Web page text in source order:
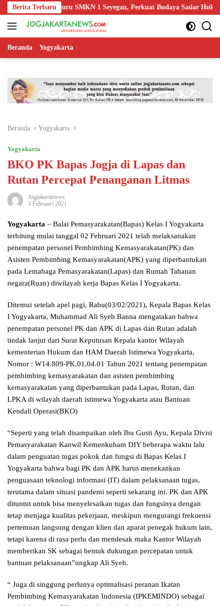
Langsung
ke
konten
Berita Terbaru
Guru SMKN 1 Seyegan, Perkuat Budaya Sadar Hukum di
Beranda Yogyakarta
Beranda Yogyakarta
Yogyakarta
BKO PK Bapas Jogja di Lapas dan
Rutan Percepat Penanganan Litmas
Jogjakartanews
3 Februari 2021
Yogyakarta – Balai Pemasyarakatan(Bapas) Kelas I Yogyakarta
terhitung mulai tanggal 02 Februari 2021 telah melaksanakan
penempatan personel Pembimbing Kemasyarakatan(PK) dan
Asisten Pembimbing Kemasyarakatan(APK) yang diperbantukan
pada Lemabaga Pemasyarakatan(Lapas) dan Rumah Tahanan
negara(Ruan) diwilayah kerja Bapas Kelas I Yogyakarta.
Ditemui setelah apel pagi, Rabu(03/02/2021), Kepala Bapas Kelas
I Yogyakarta, Muhammad Ali Syeh Banna mengatakan bahwa
penempatan personel PK dan APK di Lapas dan Rutan adalah
tindak lanjut dari Surat Keputusan Kepala kantor Wilayah
kementerian Hukum dan HAM Daerah Istimewa Yogyakarta,
Nomor : W14.809-PK.01,04.01 Tahun 2021 tentang penempatan
pembimbing kemasyarakatan dan asisten pembimbing
kemasyarakatan yang diperbantukan pada Lapas, Rutan, dan
LPKA di wilayah daerah istimewa Yogyakarta atau Bantuan
Kendali Operasi(BKO)
“Seperti yang telah disampaikan oleh Ibu Gusti Ayu, Kepala Divisi
Pemasyarakatan Kanwil Kemenkuham DIY beberapa waktu lalu
dalam penguatan tugas pokok dan fungsi di Bapas Kelas I
Yogyakarta bahwa bagi PK dan APK harus menekankan
penguasaan teknologi informasi (IT) dalam pelaksanaan tugas,
terutama dalam situasi pandemi seperti sekarang ini. PK dan APK
dituntut untuk bisa menyelesaikan tugas dan fungsinya dengan
tetap menjaga kualitas pekerjaan, meskipun mengurangi frekuensi
pertemuan langsung dengan klien dan aparat penegak hukum lain,
tetapi karena di rasa perlu dan mendesak maka Kantor Wilayah
memberikan SK sebagai bentuk dukungan percepatan untuk
bantuan pelaksanaan”ungkap Ali Syeh.
“ Juga di singgung perlunya optimalisasi peranan Ikatan
Pembimbing Kemasyarakatan Indonesia (IPKEMINDO) sebagai